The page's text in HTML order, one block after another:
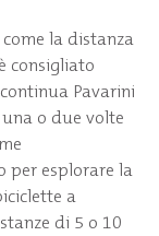
la distanza
consigliato
Pavarini
o due volte
per esplorare la
a
di 5 o 10